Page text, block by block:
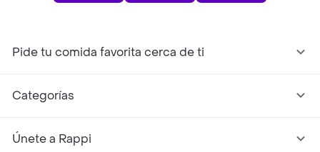
Pide tu comida favorita cerca de ti
Categorías
Únete a Rappi